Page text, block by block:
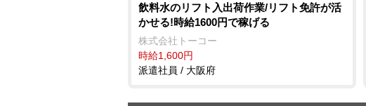
飲料水のリフト入出荷作業/リフト免許が活
かせる!時給1600円で稼げる
株式会社トーコー
時給1,600円
派遣社員 / 大阪府